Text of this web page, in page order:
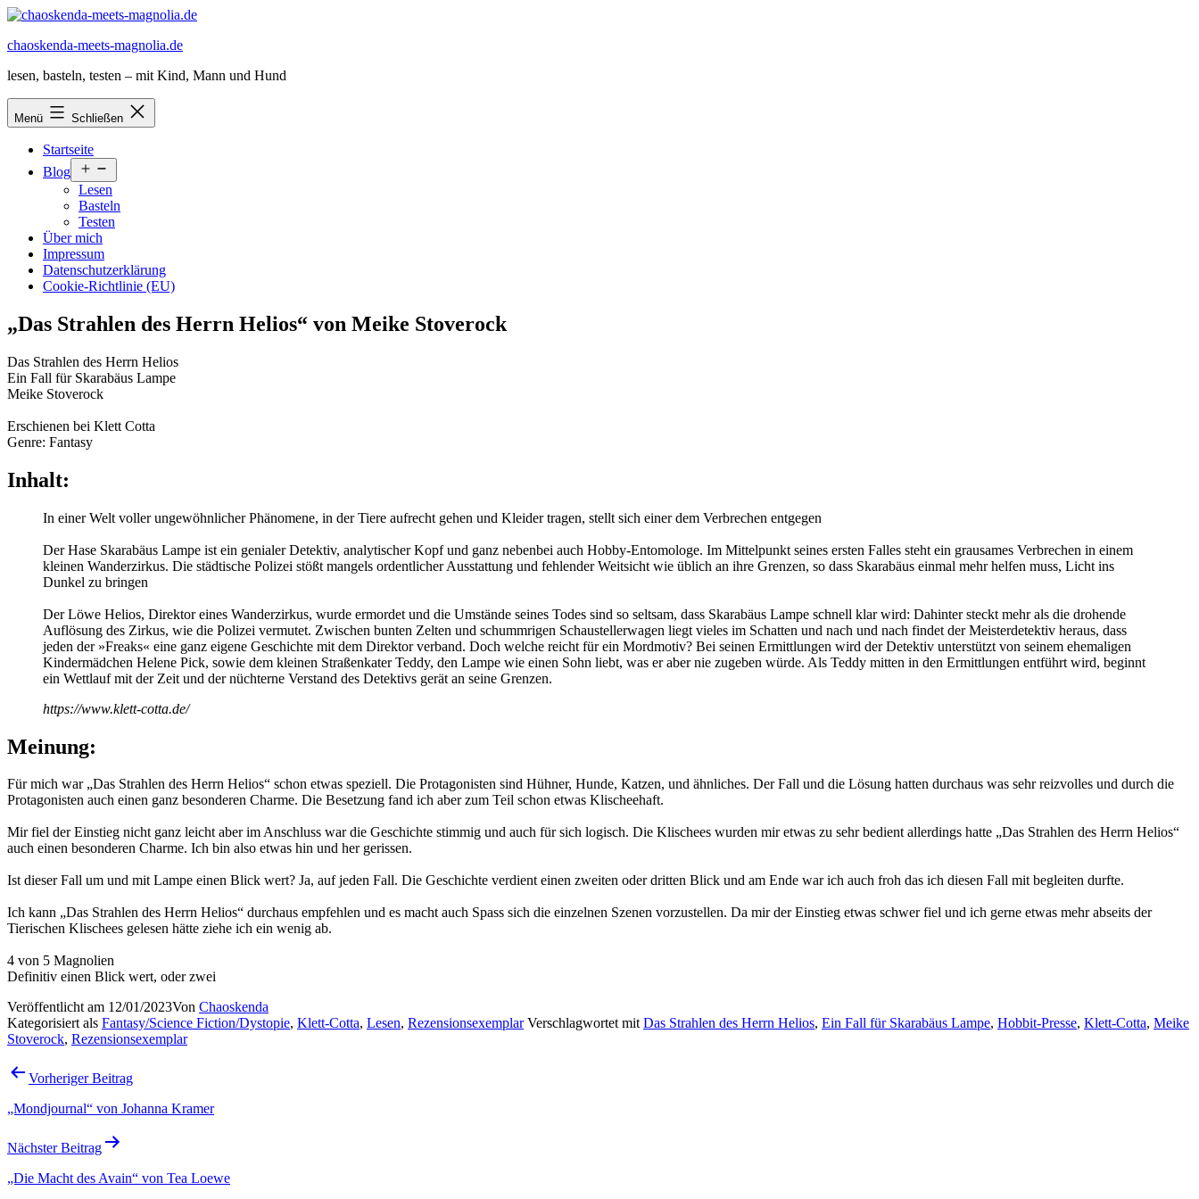
Zum
springen
chaoskenda-meets-magnolia.de
lesen, basteln, testen – mit Kind, Mann und Hund
Menü Schließen
Startseite
Blog
öffnen
Lesen
Basteln
Testen
Über mich
Impressum
Datenschutzerklärung
Cookie-Richtlinie (EU)
„Das Strahlen des Herrn Helios“ von Meike Stoverock
Das Strahlen des Herrn Helios
Ein Fall für Skarabäus Lampe
Meike Stoverock
Erschienen bei Klett Cotta
Genre: Fantasy
Inhalt:
In einer Welt voller ungewöhnlicher Phänomene, in der Tiere aufrecht gehen und Kleider tragen, stellt sich einer dem Verbrechen entgegen
Der Hase Skarabäus Lampe ist ein genialer Detektiv, analytischer Kopf und ganz nebenbei auch Hobby-Entomologe. Im Mittelpunkt seines ersten Falles steht ein grausames Verbrechen in einem
kleinen Wanderzirkus. Die städtische Polizei stößt mangels ordentlicher Ausstattung und fehlender Weitsicht wie üblich an ihre Grenzen, so dass Skarabäus einmal mehr helfen muss, Licht ins
Dunkel zu bringen
Der Löwe Helios, Direktor eines Wanderzirkus, wurde ermordet und die Umstände seines Todes sind so seltsam, dass Skarabäus Lampe schnell klar wird: Dahinter steckt mehr als die drohende
Auflösung des Zirkus, wie die Polizei vermutet. Zwischen bunten Zelten und schummrigen Schaustellerwagen liegt vieles im Schatten und nach und nach findet der Meisterdetektiv heraus, dass
jeden der »Freaks« eine ganz eigene Geschichte mit dem Direktor verband. Doch welche reicht für ein Mordmotiv? Bei seinen Ermittlungen wird der Detektiv unterstützt von seinem ehemaligen
Kindermädchen Helene Pick, sowie dem kleinen Straßenkater Teddy, den Lampe wie einen Sohn liebt, was er aber nie zugeben würde. Als Teddy mitten in den Ermittlungen entführt wird, beginnt
ein Wettlauf mit der Zeit und der nüchterne Verstand des Detektivs gerät an seine Grenzen.
https://www.klett-cotta.de/
Meinung:
Für mich war „Das Strahlen des Herrn Helios“ schon etwas speziell. Die Protagonisten sind Hühner, Hunde, Katzen, und ähnliches. Der Fall und die Lösung hatten durchaus was sehr reizvolles und durch die
Protagonisten auch einen ganz besonderen Charme. Die Besetzung fand ich aber zum Teil schon etwas Klischeehaft.
Mir fiel der Einstieg nicht ganz leicht aber im Anschluss war die Geschichte stimmig und auch für sich logisch. Die Klischees wurden mir etwas zu sehr bedient allerdings hatte „Das Strahlen des Herrn Helios“
auch einen besonderen Charme. Ich bin also etwas hin und her gerissen.
Ist dieser Fall um und mit Lampe einen Blick wert? Ja, auf jeden Fall. Die Geschichte verdient einen zweiten oder dritten Blick und am Ende war ich auch froh das ich diesen Fall mit begleiten durfte.
Ich kann „Das Strahlen des Herrn Helios“ durchaus empfehlen und es macht auch Spass sich die einzelnen Szenen vorzustellen. Da mir der Einstieg etwas schwer fiel und ich gerne etwas mehr abseits der
Tierischen Klischees gelesen hätte ziehe ich ein wenig ab.
4 von 5 Magnolien
Definitiv einen Blick wert, oder zwei
Veröffentlicht am 12/01/2023Von Chaoskenda
Kategorisiert als Fantasy/Science Fiction/Dystopie, Klett-Cotta, Lesen, Rezensionsexemplar Verschlagwortet mitDas Strahlen des Herrn Helios, Ein Fall für Skarabäus Lampe, Hobbit-Presse, Klett-Cotta, Meike
Stoverock, Rezensionsexemplar
Beitragsnavigation
Vorheriger Beitrag
„Mondjournal“ von Johanna Kramer
Nächster Beitrag
„Die Macht des Avain“ von Tea Loewe